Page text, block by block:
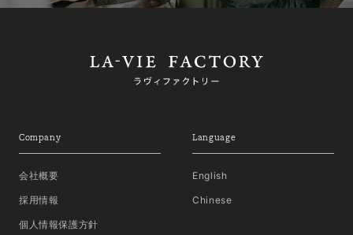
Company
会社概要
採用情報
個人情報保護方針
Language
English
Chinese